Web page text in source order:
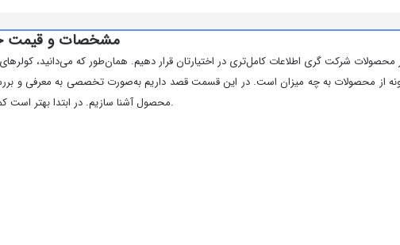
مشخصات و قیمت خرید کولر
شرکت گری اطلاعات کامل‌تری در اختیارتان قرار دهیم. همان‌طور که می‌دانید،
از محصولات به چه میزان است. در این قسمت قصد داریم به‌صورت تخصصی به معرفی و
محصول آشنا سازیم. در ابتدا بهتر است کمی در خصوص شرکت گری بدانیم و با آن بیشتر آشنا شویم.